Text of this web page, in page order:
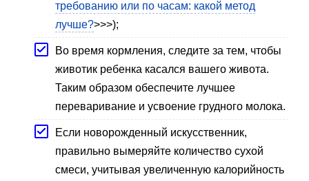
требованию или по часам: какой метод
лучше?>>>);
Во время кормления, следите за тем, чтобы
животик ребенка касался вашего живота.
Таким образом обеспечите лучшее
переваривание и усвоение грудного молока.
Если новорожденный искусственник,
правильно вымеряйте количество сухой
смеси, учитывая увеличенную калорийность